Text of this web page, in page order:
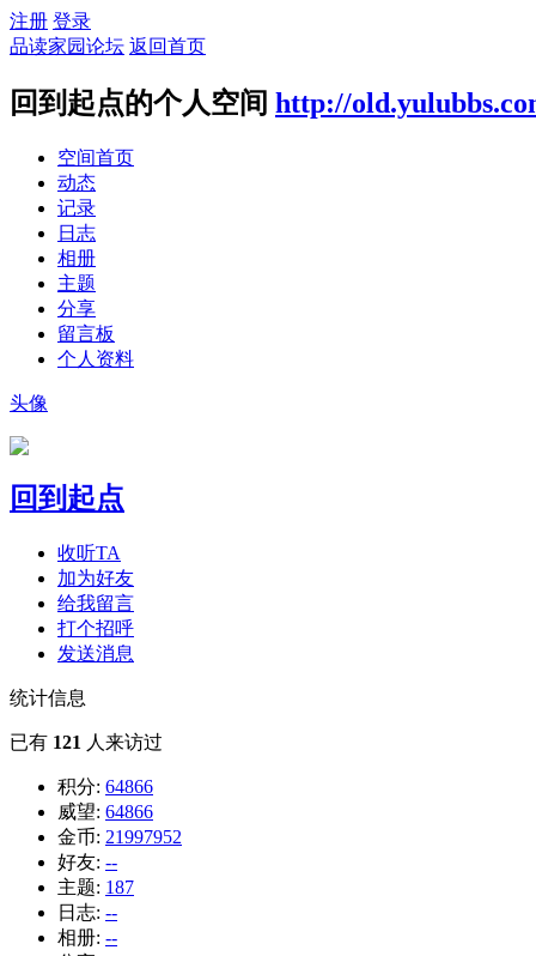
注册 登录
品读家园论坛 返回首页
回到起点的个人空间 http://
空间首页
动态
记录
日志
相册
主题
分享
留言板
个人资料
头像
回到起点
收听TA
加为好友
给我留言
打个招呼
发送消息
统计信息
已有 121 人来访过
积分: 64866
威望: 64866
金币: 21997952
好友: --
主题: 187
日志: --
相册: --